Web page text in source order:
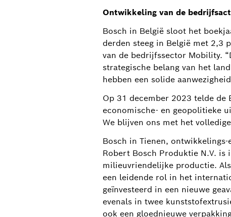
Ontwikkeling van de
Bosch in België sloot het
derden steeg in België met 2,3
van de bedrijfssector Mobility.
strategische belang van het
hebben een solide
Op 31 december 2023 telde de
economische- en geopolitieke
We blijven ons met het
Bosch in Tienen,
Robert Bosch Produktie N.V.
milieuvriendelijke productie.
een leidende rol in het
geïnvesteerd in een nieuwe
evenals in twee
ook een gloednieuwe